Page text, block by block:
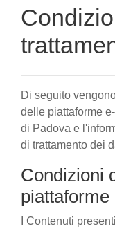
Di seguito
delle piattaforme
di Padova e
di trattamento dei
Condizioni
piattaforme
I Contenuti